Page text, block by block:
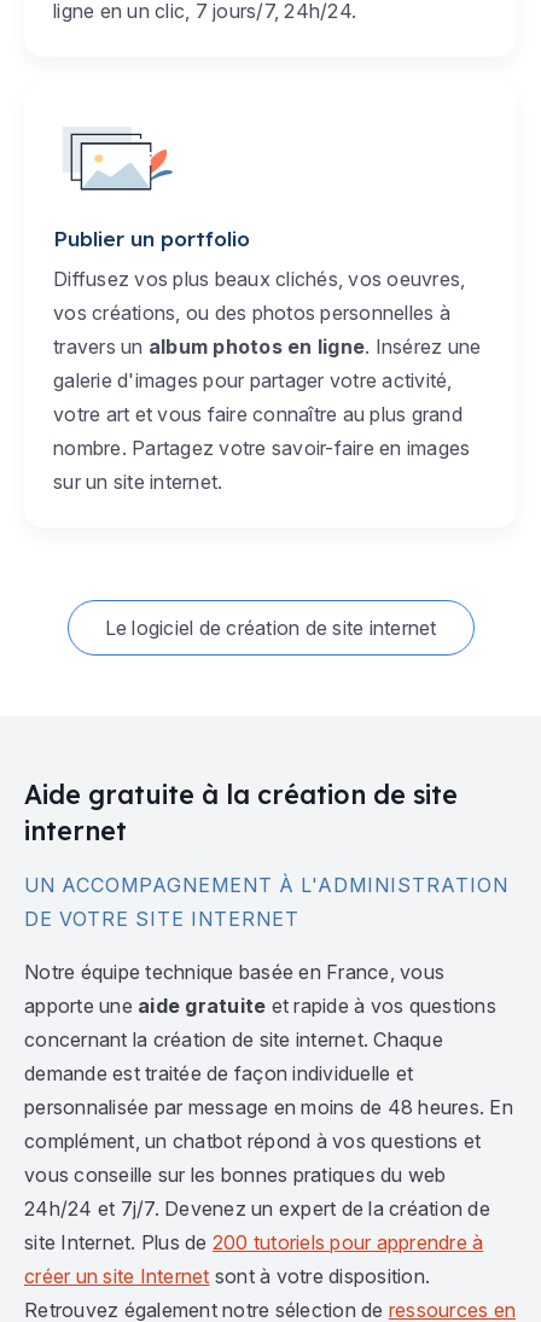
ligne en un clic, 7 jours/7, 24h/24.
Publier un portfolio
Diffusez vos plus beaux clichés, vos oeuvres,
vos créations, ou des photos personnelles à
travers un album photos en ligne. Insérez une
galerie d'images pour partager votre activité,
votre art et vous faire connaître au plus grand
nombre. Partagez votre savoir-faire en images
sur un site internet.
Le logiciel de création de site internet
Aide gratuite à la création de site
internet
UN ACCOMPAGNEMENT À L'ADMINISTRATION
DE VOTRE SITE INTERNET
Notre équipe technique basée en France, vous
apporte une aide gratuite et rapide à vos questions
concernant la création de site internet. Chaque
demande est traitée de façon individuelle et
personnalisée par message en moins de 48 heures. En
complément, un chatbot répond à vos questions et
vous conseille sur les bonnes pratiques du web
24h/24 et 7j/7. Devenez un expert de la création de
site Internet. Plus de 200 tutoriels pour apprendre à
créer un site Internet sont à votre disposition.
Retrouvez également notre sélection de ressources en